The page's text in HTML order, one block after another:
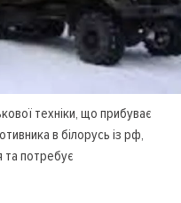
техніки, що прибуває
в білорусь із рф,
та потребує